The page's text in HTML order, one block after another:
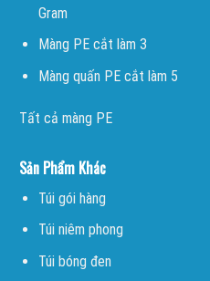
Gram
Màng PE cắt làm 3
Màng quấn PE cắt làm 5
Tất cả màng PE
Sản Phẩm Khác
Túi gói hàng
Túi niêm phong
Túi bóng đen